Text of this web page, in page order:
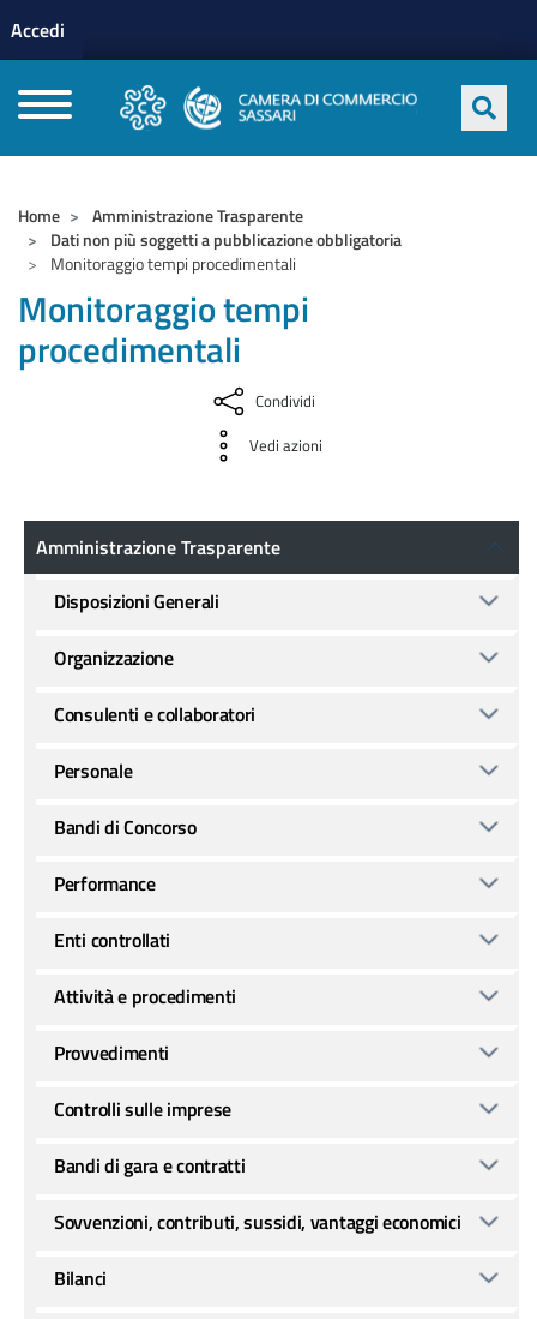
profilo utente
Accedi
Home
Amministrazione Trasparente
Dati non più soggetti a pubblicazione obbligatoria
Monitoraggio tempi procedimentali
Monitoraggio tempi
procedimentali
Condividi
Vedi azioni
Amministrazione Trasparente
Amministrazione Trasparente
Disposizioni Generali
Organizzazione
Consulenti e collaboratori
Personale
Bandi di Concorso
Performance
Enti controllati
Attività e procedimenti
Provvedimenti
Controlli sulle imprese
Bandi di gara e contratti
Sovvenzioni, contributi, sussidi, vantaggi economici
Bilanci